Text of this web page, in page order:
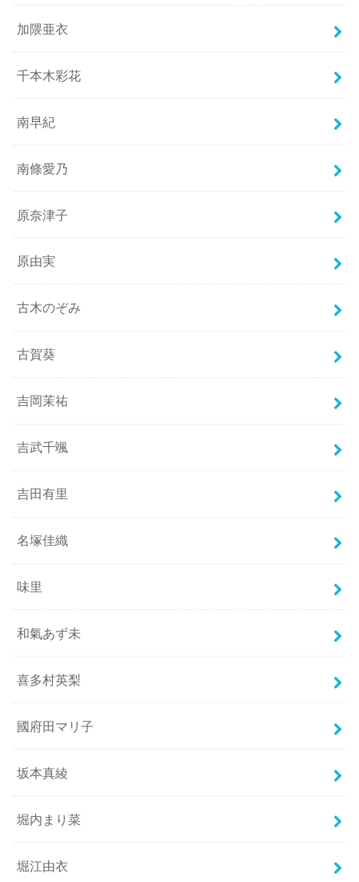
加隈亜衣
千本木彩花
南早紀
南條愛乃
原奈津子
原由実
古木のぞみ
古賀葵
吉岡茉祐
吉武千颯
吉田有里
名塚佳織
味里
和氣あず未
喜多村英梨
國府田マリ子
坂本真綾
堀内まり菜
堀江由衣